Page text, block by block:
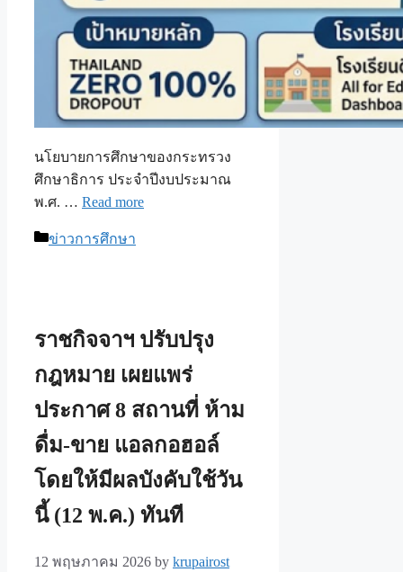
นโยบายการศึกษาของกระทรวง
ศึกษาธิการ ประจำปีงบประมาณ
พ.ศ. … Read more
Categories
ข่าวการศึกษา
ราชกิจจาฯ ปรับปรุง
กฎหมาย เผยแพร่
ประกาศ 8 สถานที่ ห้าม
ดื่ม-ขาย แอลกอฮอล์
โดยให้มีผลบังคับใช้วัน
นี้ (12 พ.ค.) ทันที
12 พฤษภาคม 2026 by krupairost